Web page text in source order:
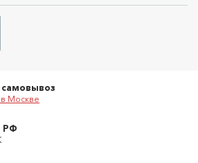
в Москве
РФ